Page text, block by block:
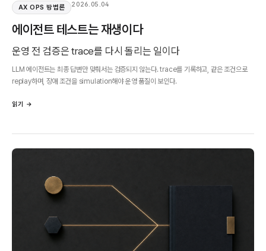
AX OPS 방법론 2026.05.04
에이전트 테스트는 재생이다
운영 전 검증은 trace를 다시 돌리는 일이다
LLM 에이전트는 최종 답변만 맞춰서는 검증되지 않는다. trace를 기록하고, 같은 조건으로
replay하며, 장애 조건을 simulation해야 운영 품질이 보인다.
읽기 →